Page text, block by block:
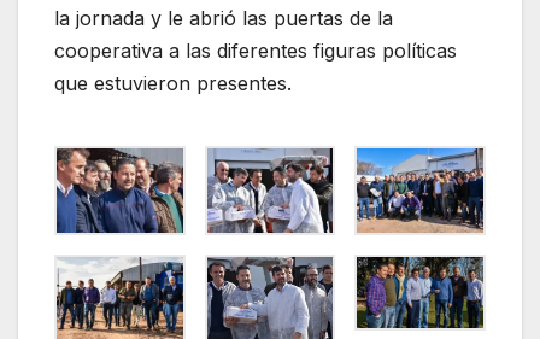
la jornada y le abrió las puertas de la
cooperativa a las diferentes figuras políticas
que estuvieron presentes.